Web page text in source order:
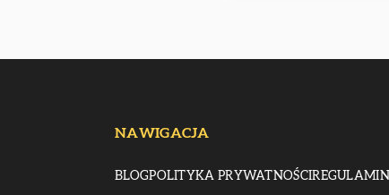
NAWIGACJA
BLOGPOLITYKA PRYWATNOŚCIREGULAMIN